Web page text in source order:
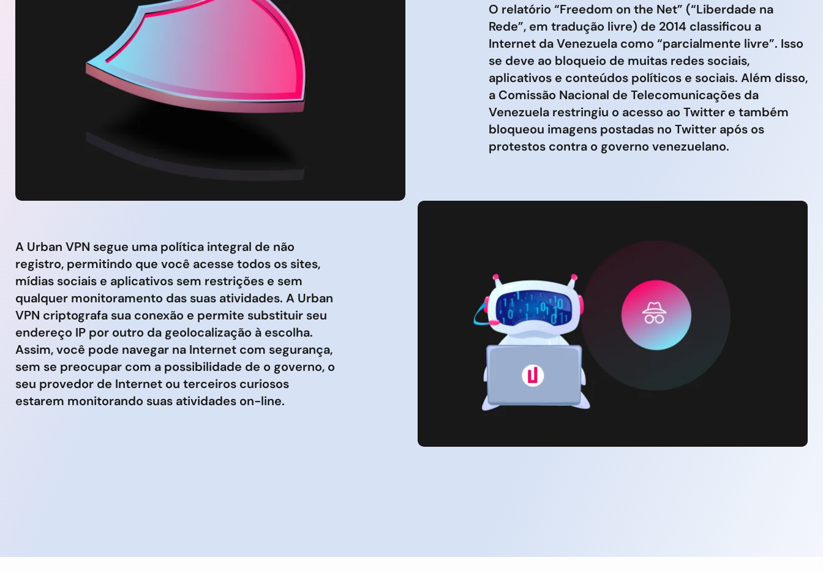
O relatório “Freedom on the Net” (“Liberdade na
Rede”, em tradução livre) de 2014 classificou a
Internet da Venezuela como “parcialmente livre”. Isso
se deve ao bloqueio de muitas redes sociais,
aplicativos e conteúdos políticos e sociais. Além disso,
a Comissão Nacional de Telecomunicações da
Venezuela restringiu o acesso ao Twitter e também
bloqueou imagens postadas no Twitter após os
protestos contra o governo venezuelano.
A Urban VPN segue uma política integral de não
registro, permitindo que você acesse todos os sites,
mídias sociais e aplicativos sem restrições e sem
qualquer monitoramento das suas atividades. A Urban
VPN criptografa sua conexão e permite substituir seu
endereço IP por outro da geolocalização à escolha.
Assim, você pode navegar na Internet com segurança,
sem se preocupar com a possibilidade de o governo, o
seu provedor de Internet ou terceiros curiosos
estarem monitorando suas atividades on-line.